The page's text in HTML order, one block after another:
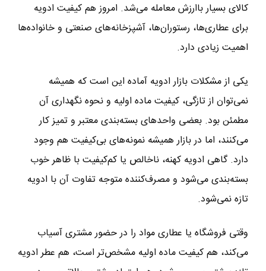
کالای بسیار باارزش معامله می‌شد. امروز هم کیفیت ادویه
برای عطاری‌ها، رستوران‌ها، آشپزخانه‌های صنعتی و خانواده‌ها
اهمیت زیادی دارد.
یکی از مشکلات بازار ادویه آماده این است که همیشه
نمی‌توان از تازگی، کیفیت ماده اولیه و نحوه نگهداری آن
مطمئن بود. بعضی واحدهای بسته‌بندی معتبر و تمیز کار
می‌کنند، اما در بازار همیشه نمونه‌های بی‌کیفیت هم وجود
دارد. گاهی ادویه کهنه، ناخالص یا کم‌کیفیت با ظاهر خوب
بسته‌بندی می‌شود و مصرف‌کننده متوجه تفاوت آن با ادویه
تازه نمی‌شود.
وقتی فروشگاه یا عطاری مواد را در حضور مشتری آسیاب
می‌کند، هم کیفیت ماده اولیه مشخص‌تر است، هم عطر ادویه